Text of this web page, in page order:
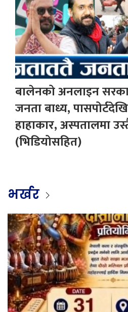
बालेनको अनलाइन
जनता बाध्य,
हाहाकार, अस्पतालमा
(भिडियोसहित)
भर्खर